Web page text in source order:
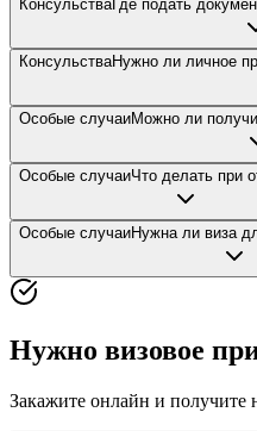
КонсульстваГде подать
КонсульстваНужно ли личное
Особые случаиМожно ли
Особые случаиЧто делать при
Особые случаиНужна ли виза
Нужно визовое
Закажите онлайн и получите